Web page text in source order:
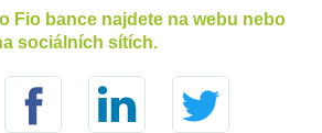
Fio bance najdete na webu nebo
sociálních sítích.